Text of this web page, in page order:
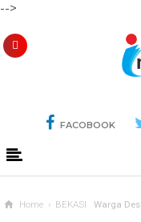
-->
FACOBOOK
Home › BEKASI Warga Desa